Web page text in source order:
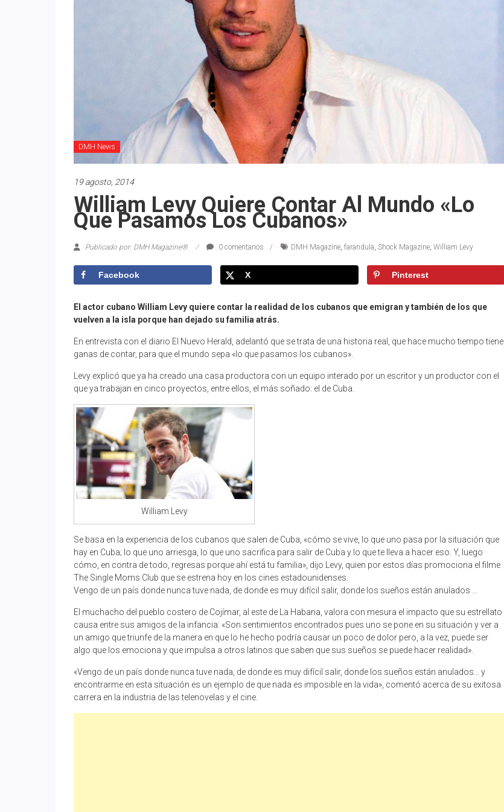
DMH News
19 agosto, 2014
William Levy Quiere Contar Al Mundo «lo
Que Pasamos Los Cubanos»
Publicado por: DMH Magazine® 0 comentarios DMH Magazine, farandula, Shock Magazine, William Levy
Facebook X Pinterest
El actor cubano William Levy quiere contar la realidad de los cubanos que emigran y también de los que
vuelven a la isla porque han dejado su familia atrás.
En entrevista con el diario El Nuevo Herald, adelantó que se trata de una historia real, que hace mucho tiempo tiene
ganas de contar, para que el mundo sepa «lo que pasamos los cubanos».
Levy explicó que ya ha creado una casa productora con un equipo interado por un escritor y un productor con el
que ya trabajan en cinco proyectos, entre ellos, el más soñado: el de Cuba.
William Levy
Se basa en la experiencia de los cubanos que salen de Cuba, «cómo se vive, lo que uno pasa por la situación que
hay en Cuba; lo que uno arriesga, lo que uno sacrifica para salir de Cuba y lo que te lleva a hacer eso. Y, luego
cómo, en contra de todo, regresas porque ahí está tu familia», dijo Levy, quien por estos días promociona el filme
The Single Moms Club que se estrena hoy en los cines estadounidenses.
Vengo de un país donde nunca tuve nada, de donde es muy difícil salir, donde los sueños están anulados …
El muchacho del pueblo costero de Cojímar, al este de La Habana, valora con mesura el impacto que su estrellato
causa entre sus amigos de la infancia: «Son sentimientos encontrados pues uno se pone en su situación y ver a
un amigo que triunfe de la manera en que lo he hecho podría causar un poco de dolor pero, a la vez, puede ser
algo que los emociona y que impulsa a otros latinos que saben que sus sueños se puede hacer realidad».
«Vengo de un país donde nunca tuve nada, de donde es muy difícil salir, donde los sueños están anulados… y
encontrarme en esta situación es un ejemplo de que nada es imposible en la vida», comentó acerca de su exitosa
carrera en la industria de las telenovelas y el cine.